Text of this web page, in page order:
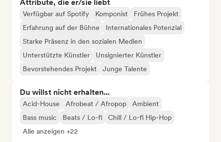
Attribute, die er/sie liebt
Verfügbar auf Spotify Komponist
Frühes Projekt
Erfahrung auf der Bühne
Internationales Potenzial
Starke Präsenz in den sozialen Medien
Unterstützte Künstler
Unsignierter Künstler
Bevorstehendes Projekt
Junge Talente
Du willst nicht erhalten...
Acid-House Afrobeat / Afropop
Ambient
Bass music
Beats / Lo-fi
Chill / Lo-fi Hip-Hop
Alle anzeigen +22